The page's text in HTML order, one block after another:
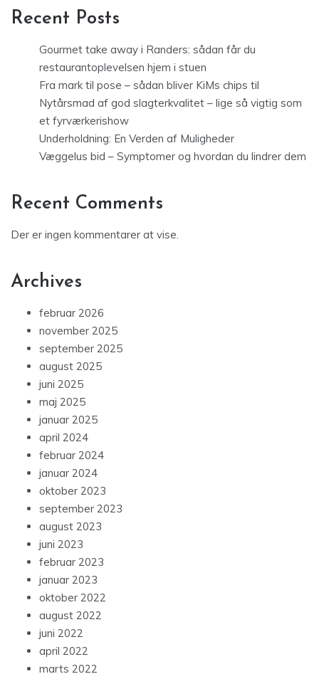
Recent Posts
Gourmet take away i Randers: sådan får du
restaurantoplevelsen hjem i stuen
Fra mark til pose – sådan bliver KiMs chips til
Nytårsmad af god slagterkvalitet – lige så vigtig som
et fyrværkerishow
Underholdning: En Verden af Muligheder
Væggelus bid – Symptomer og hvordan du lindrer dem
Recent Comments
Der er ingen kommentarer at vise.
Archives
februar 2026
november 2025
september 2025
august 2025
juni 2025
maj 2025
januar 2025
april 2024
februar 2024
januar 2024
oktober 2023
september 2023
august 2023
juni 2023
februar 2023
januar 2023
oktober 2022
august 2022
juni 2022
april 2022
marts 2022